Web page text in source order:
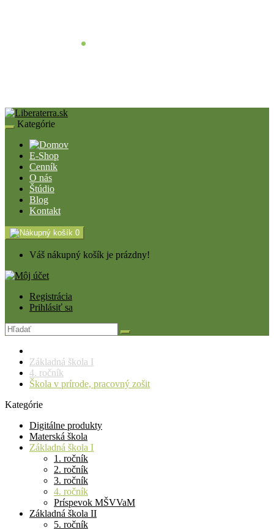
Kategórie
E-Shop
Cenník
O nás
Štúdio
Blog
Kontakt
0
Váš nákupný košík je prázdny!
Registrácia
Prihlásiť sa
Základná škola I
4. ročník
Škola v prírode, pracovný zošit
Kategórie
Digitálne produkty
Materská škola
Základná škola I
1. ročník
2. ročník
3. ročník
4. ročník
Príspevok MŠVVaM
Základná škola II
5. ročník